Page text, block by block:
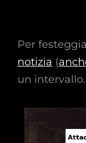
Per
notizia (
un intervallo.